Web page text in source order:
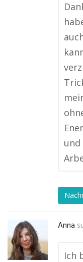
Anna
Ich